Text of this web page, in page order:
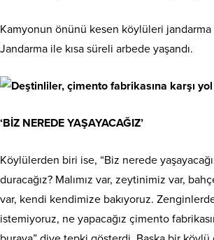
Kamyonun önünü kesen köylüleri
Jandarma ile kısa süreli arbede yaşandı.
‘BİZ NEREDE YAŞAYACAĞIZ’
Köylülerden biri ise, “Biz nerede
duracağız? Malımız var, zeytinimiz var,
var, kendi kendimize bakıyoruz.
istemiyoruz, ne yapacağız çimento